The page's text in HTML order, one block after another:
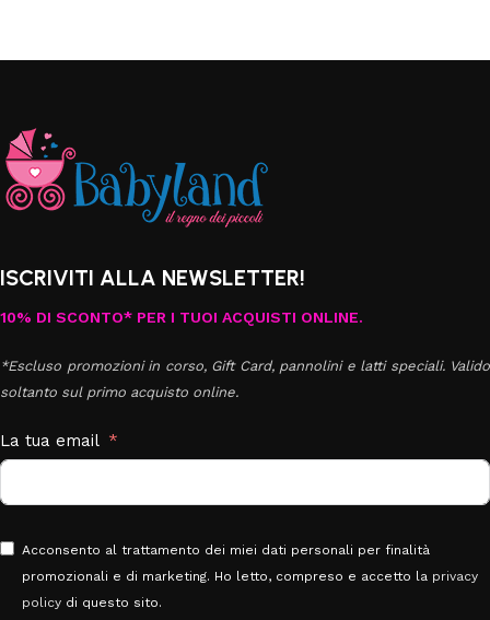
ISCRIVITI ALLA NEWSLETTER!
10% DI SCONTO* PER I TUOI ACQUISTI ONLINE.
*Escluso promozioni in corso, Gift Card, pannolini e latti speciali. Valido
soltanto sul primo acquisto online.
La tua email
Acconsento al trattamento dei miei dati personali per finalità
promozionali e di marketing. Ho letto, compreso e accetto la privacy
policy di questo sito.